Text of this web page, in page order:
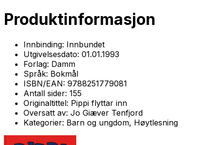
Produktinformasjon
Innbinding: Innbundet
Utgivelsesdato: 01.01.1993
Forlag: Damm
Språk: Bokmål
ISBN/EAN: 9788251779081
Antall sider: 155
Originaltittel: Pippi flyttar inn
Oversatt av: Jo Giæver Tenfjord
Kategorier: Barn og ungdom, Høytlesning